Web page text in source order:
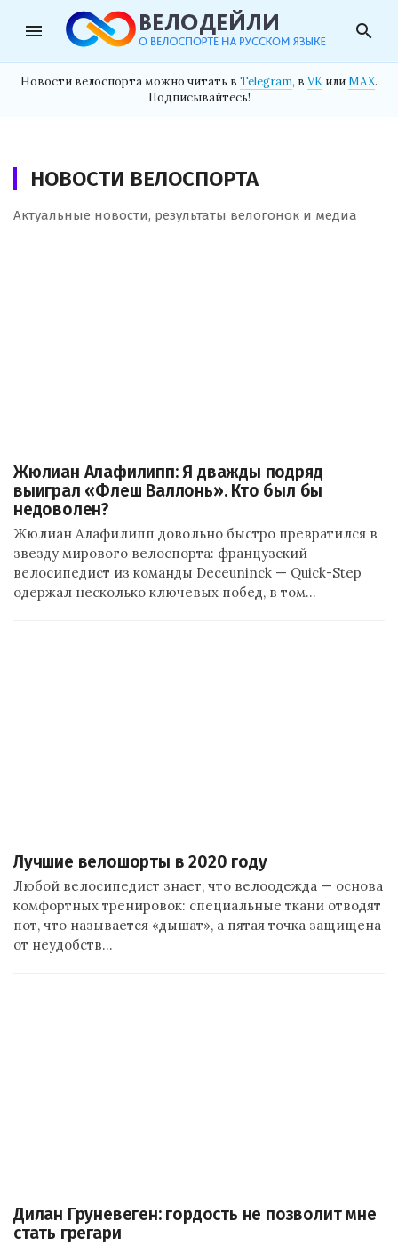
menu search
Новости велоспорта можно читать в Telegram, в VK илиMAX.
Подписывайтесь!
НОВОСТИ ВЕЛОСПОРТА
Актуальные новости, результаты велогонок и медиа
Жюлиан Алафилипп: Я дважды подряд
выиграл «Флеш Валлонь». Кто был бы
недоволен?
Жюлиан Алафилипп довольно быстро превратился в
звезду мирового велоспорта: французский
велосипедист из команды Deceuninck — Quick-Step
одержал несколько ключевых побед, в том…
Лучшие велошорты в 2020 году
Любой велосипедист знает, что велоодежда — основа
комфортных тренировок: специальные ткани отводят
пот, что называется «дышат», а пятая точка защищена
от неудобств…
Дилан Груневеген: гордость не позволит мне
стать грегари